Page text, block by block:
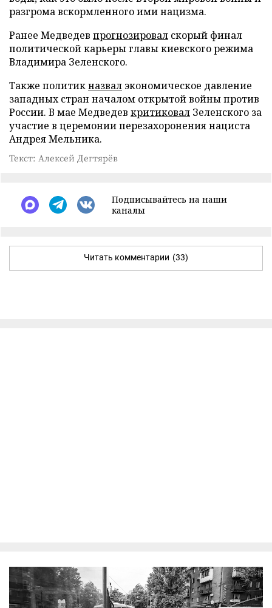
разгрома вскормленного ими нацизма.
Ранее Медведев прогнозировал скорый финал
политической карьеры главы киевского режима
Владимира Зеленского.
Также политикназвал экономическое давление
западных стран началом открытой войны против
России. В мае Медведев критиковал Зеленского за
участие в церемонии перезахоронения нациста
Андрея Мельника.
Текст: Алексей Дегтярёв
Подписывайтесь на наши
каналы
Читать комментарии (33)